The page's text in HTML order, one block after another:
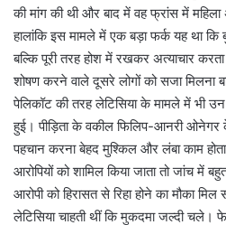
की मांग की थी और बाद में वह फ्रांस में
हालांकि इस मामले में एक बड़ा फर्क यह था कि
बल्कि पूरी तरह होश में रखकर अत्याचार
शोषण करने वाले दूसरे लोगों को सजा मिलना
पेलिकॉट की तरह लेटिसिया के मामले में भी उन
हुई। पीड़िता के वकील फिलिप-आनरी ओनेगर
पहचान करना बेहद मुश्किल और लंबा काम
आरोपियों को शामिल किया जाता तो जांच में
आरोपी को हिरासत से रिहा होने का मौका
लेटिसिया चाहती थीं कि मुकदमा जल्दी चले।